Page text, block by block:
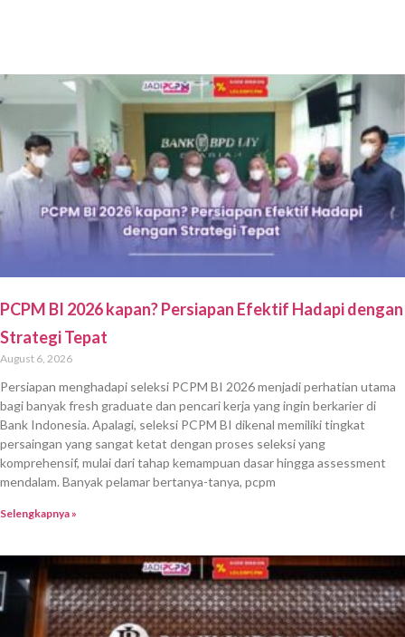
PCPM BI 2026 kapan? Persiapan Efektif Hadapi dengan
Strategi Tepat
August 6, 2026
Persiapan menghadapi seleksi PCPM BI 2026 menjadi perhatian utama
bagi banyak fresh graduate dan pencari kerja yang ingin berkarier di
Bank Indonesia. Apalagi, seleksi PCPM BI dikenal memiliki tingkat
persaingan yang sangat ketat dengan proses seleksi yang
komprehensif, mulai dari tahap kemampuan dasar hingga assessment
mendalam. Banyak pelamar bertanya-tanya, pcpm
Selengkapnya »